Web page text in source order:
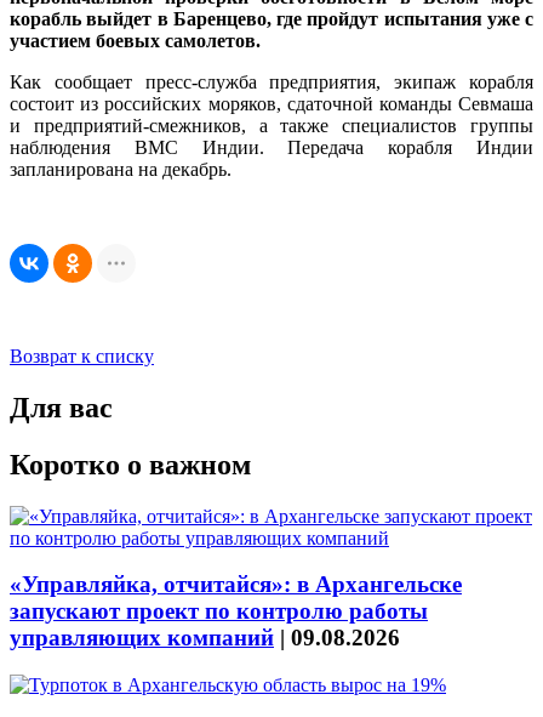
корабль выйдет в Баренцево, где пройдут испытания уже с
участием боевых самолетов.
Как сообщает пресс-служба предприятия, экипаж корабля
состоит из российских моряков, сдаточной команды Севмаша
и предприятий-смежников, а также специалистов группы
наблюдения ВМС Индии. Передача корабля Индии
запланирована на декабрь.
Возврат к списку
Для вас
Коротко о важном
«Управляйка, отчитайся»: в Архангельске
запускают проект по контролю работы
управляющих компаний | 09.08.2026